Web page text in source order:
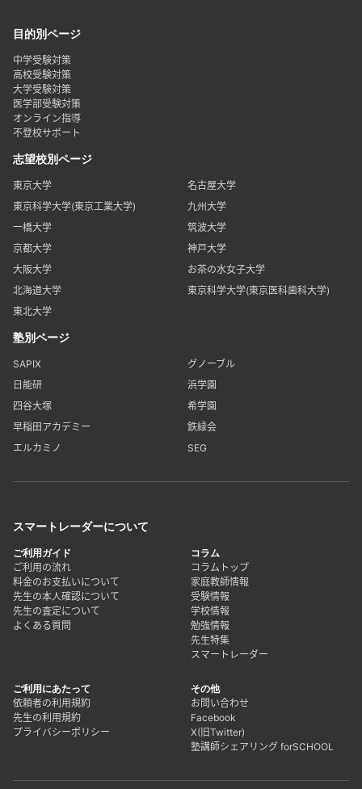
目的別ページ
中学受験対策
高校受験対策
大学受験対策
医学部受験対策
オンライン指導
不登校サポート
志望校別ページ
東京大学
名古屋大学
東京科学大学(東京工業大学)
九州大学
一橋大学
筑波大学
京都大学
神戸大学
大阪大学
お茶の水女子大学
北海道大学
東京科学大学(東京医科歯科大学)
東北大学
塾別ページ
SAPIX
グノーブル
日能研
浜学園
四谷大塚
希学園
早稲田アカデミー
鉄緑会
エルカミノ
SEG
スマートレーダーについて
ご利用ガイド
ご利用の流れ
料金のお支払いについて
先生の本人確認について
先生の査定について
よくある質問
コラム
コラムトップ
家庭教師情報
受験情報
学校情報
勉強情報
先生特集
スマートレーダー
ご利用にあたって
依頼者の利用規約
先生の利用規約
プライバシーポリシー
その他
お問い合わせ
Facebook
X(旧Twitter)
塾講師シェアリング forSCHOOL